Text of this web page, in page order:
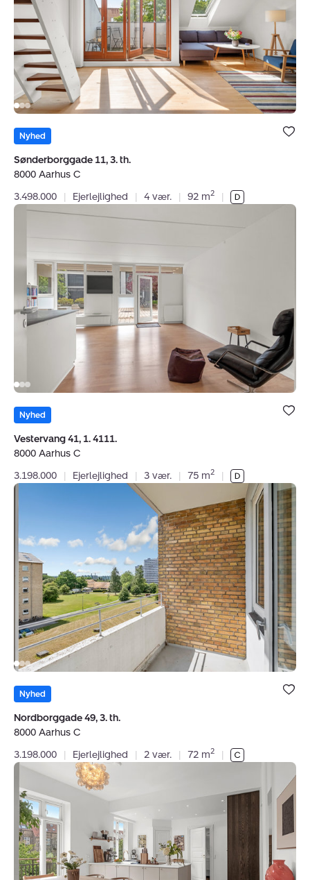
8000
Aarhus
C
Bolig er
under dine
Nyhed
Sønderborggade 11, 3. th.
8000 Aarhus C
3.498.000
| Ejerlejlighed | 4 vær. | 92 m2 |
Ejerlejlighed:
4111.,
8000
Aarhus
C
Bolig er
under dine
Nyhed
Vestervang 41, 1. 4111.
8000 Aarhus C
3.198.000
| Ejerlejlighed | 3 vær. | 75 m2 |
3.
th.,
8000
Aarhus
C
Bolig er
under dine
Nyhed
Nordborggade 49, 3. th.
8000 Aarhus C
3.198.000
| Ejerlejlighed | 2 vær. | 72 m2 |
Ejerlejlighed:
Hans
Broges
Gade
3,
2.
tv.,